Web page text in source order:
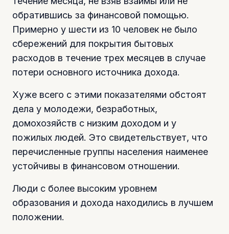
обратившись за финансовой помощью.
Примерно у шести из 10 человек не было
сбережений для покрытия бытовых
расходов в течение трех месяцев в случае
потери основного источника дохода.
Хуже всего с этими показателями обстоят
дела у молодежи, безработных,
домохозяйств с низким доходом и у
пожилых людей. Это свидетельствует, что
перечисленные группы населения наименее
устойчивы в финансовом отношении.
Люди с более высоким уровнем
образования и дохода находились в лучшем
положении.